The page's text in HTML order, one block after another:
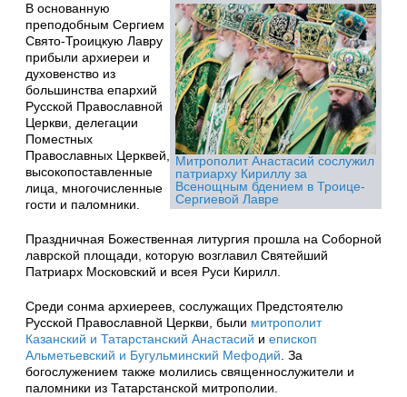
Митрополит Анастасий сослужил
патриарху Кириллу за
Всенощным бдением в Троице-
Сергиевой Лавре
В основанную
преподобным Сергием
Свято-Троицкую Лавру
прибыли архиереи и
духовенство из
большинства епархий
Русской Православной
Церкви, делегации
Поместных
Православных Церквей,
высокопоставленные
лица, многочисленные
гости и паломники.
Праздничная Божественная литургия прошла на Соборной
лаврской площади, которую возглавил Святейший
Патриарх Московский и всея Руси Кирилл.
Среди сонма архиереев, сослужащих Предстоятелю
Русской Православной Церкви, были митрополит
Казанский и Татарстанский Анастасий и епископ
Альметьевский и Бугульминский Мефодий . За
богослужением также молились священнослужители и
паломники из Татарстанской митрополии.